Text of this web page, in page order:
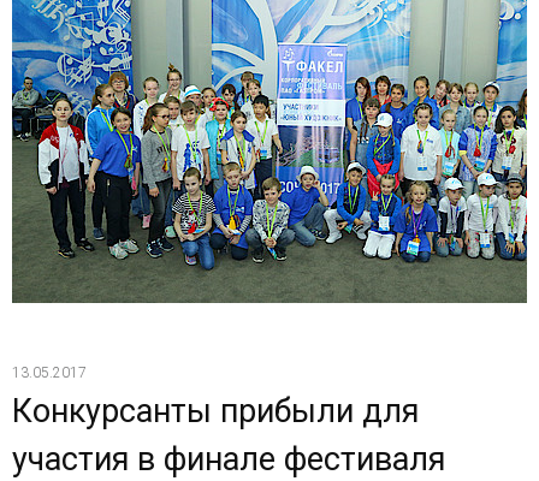
13.05.2017
Конкурсанты прибыли для
участия в финале фестиваля